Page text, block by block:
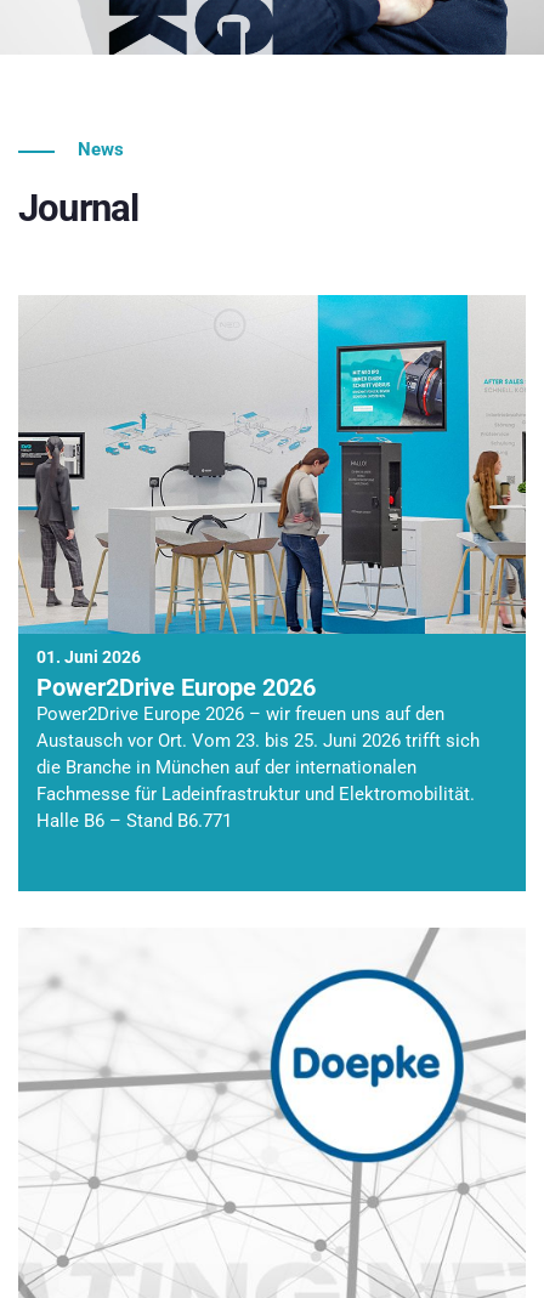
News
Journal
01. Juni 2026
Power2Drive Europe 2026
Power2Drive Europe 2026 – wir freuen uns auf den
Austausch vor Ort. Vom 23. bis 25. Juni 2026 trifft sich
die Branche in München auf der internationalen
Fachmesse für Ladeinfrastruktur und Elektromobilität.
Halle B6 – Stand B6.771